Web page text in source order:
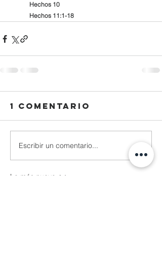
Hechos 10
Hechos 11:1-18
1 comentario
Escribir un comentario...
Lo más nuevo